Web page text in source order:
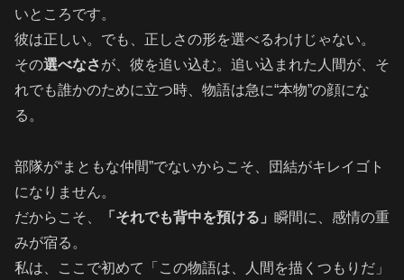
いところです。
彼は正しい。でも、正しさの形を選べるわけじゃない。
その選べなさが、彼を追い込む。追い込まれた人間が、そ
れでも誰かのために立つ時、物語は急に“本物”の顔にな
る。
部隊が“まともな仲間”でないからこそ、団結がキレイゴト
になりません。
だからこそ、
「それでも背中を預ける」 瞬間に、感情の重
みが宿る。
私は、ここで初めて「この物語は、人間を描くつもりだ」